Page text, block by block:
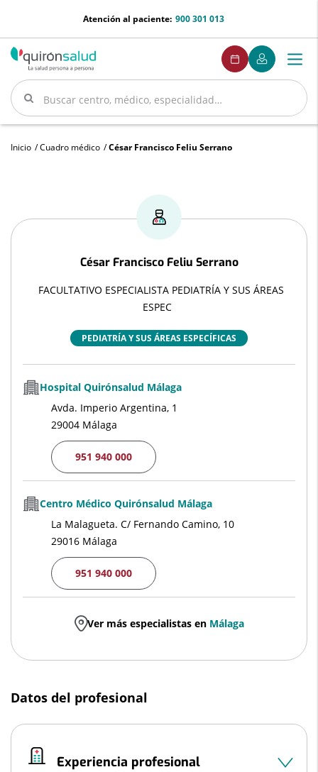
menu-
900 301 013
Atención al paciente:
Buscar
Buscar
menuPedirCita
Pedir
cita
Mi
Quirónsalud
Menú
Inicio Cuadro médico César Francisco Feliu Serrano
César
Francisco
César Francisco Feliu Serrano
FACULTATIVO ESPECIALISTA PEDIATRÍA Y SUS ÁREAS
ESPEC
PEDIATRÍA Y SUS ÁREAS ESPECÍFICAS
Hospital Quirónsalud Málaga
Avda. Imperio Argentina, 1
29004 Málaga
951 940 000
Centro Médico Quirónsalud Málaga
La Malagueta. C/ Fernando Camino, 10
29016 Málaga
951 940 000
Ver más especialistas en Málaga
Datos del profesional
Experiencia profesional